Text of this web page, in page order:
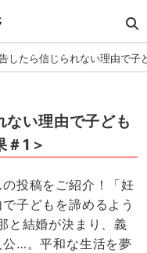
したら信じられない理由で
ない理由で子ども
1＞
投稿をご紹介！「妊
子どもを諦めるよう
と結婚が決まり、義
…。平和な生活を夢